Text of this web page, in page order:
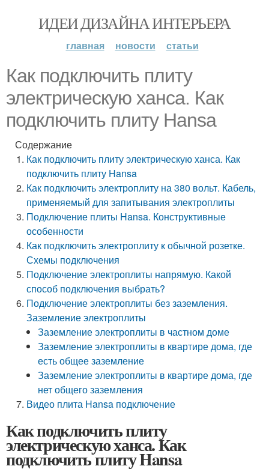
ИДЕИ ДИЗАЙНА ИНТЕРЬЕРА
главная новости статьи
Как подключить плиту
электрическую ханса. Как
подключить плиту Hansa
Содержание
Как подключить плиту электрическую ханса. Как
подключить плиту Hansa
Как подключить электроплиту на 380 вольт. Кабель,
применяемый для запитывания электроплиты
Подключение плиты Hansa. Конструктивные
особенности
Как подключить электроплиту к обычной розетке.
Схемы подключения
Подключение электроплиты напрямую. Какой
способ подключения выбрать?
Подключение электроплиты без заземления.
Заземление электроплиты
Заземление электроплиты в частном доме
Заземление электроплиты в квартире дома, где
есть общее заземление
Заземление электроплиты в квартире дома, где
нет общего заземления
Видео плита Hansa подключение
Как подключить плиту
электрическую ханса. Как
подключить плиту Hansa